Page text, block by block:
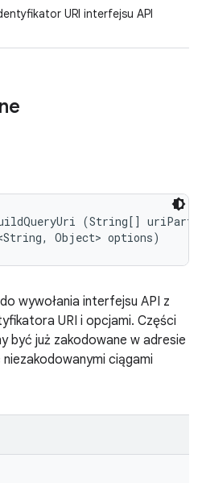
URI interfejsu API
(String[]
Object> options)
wywołania interfejsu API z
URI i opcjami. Części
być już zakodowane w adresie
ciągami